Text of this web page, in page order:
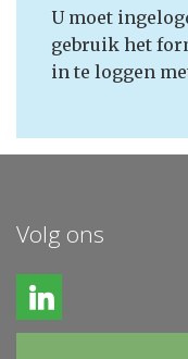
U moet
gebruik het
in te loggen
Volg ons